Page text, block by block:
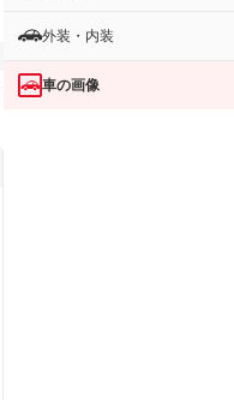
外装・内装
車の画像